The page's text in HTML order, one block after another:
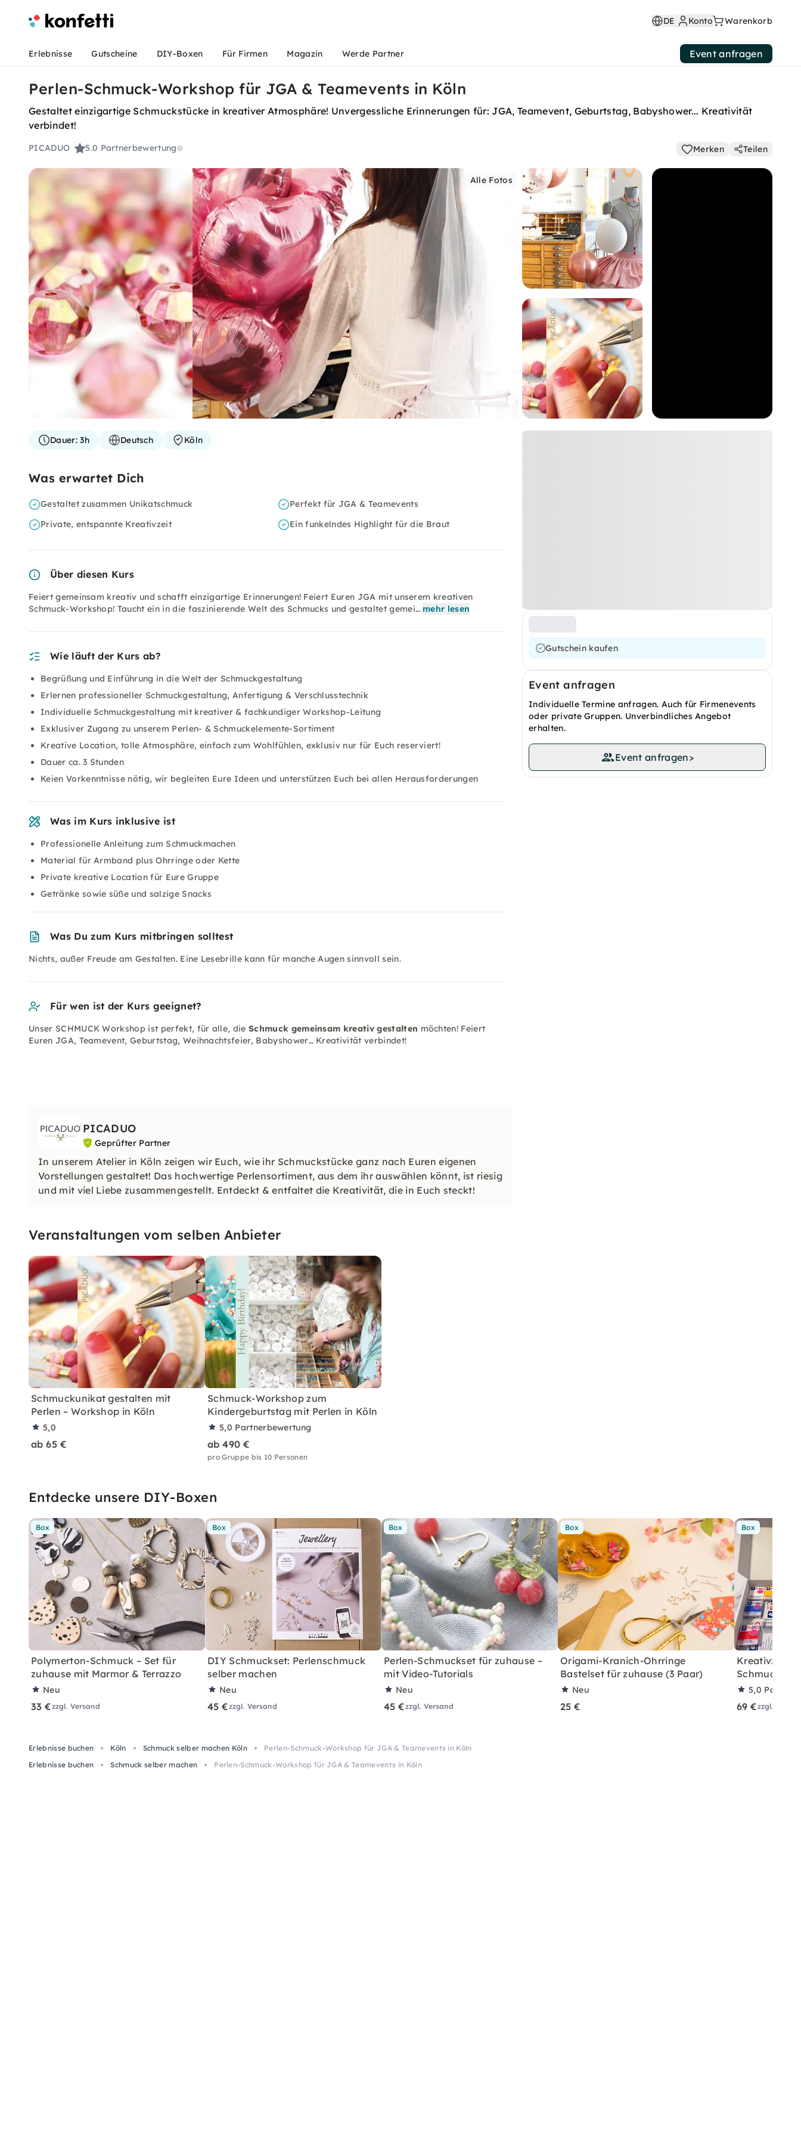
DE Konto Warenkorb
Erlebnisse Gutscheine DIY-Boxen Für Firmen Magazin Werde Partner Event anfragen
Perlen-Schmuck-Workshop für JGA & Teamevents in Köln
Gestaltet einzigartige Schmuckstücke in kreativer Atmosphäre! Unvergessliche Erinnerungen für: JGA, Teamevent, Geburtstag, Babyshower... Kreativität
verbindet!
PICADUO 5.0 Partnerbewertung Merken Teilen
Alle Fotos
Gutschein kaufen
Event anfragen
Individuelle Termine anfragen. Auch für Firmenevents
oder private Gruppen. Unverbindliches Angebot
erhalten.
Event anfragen>
Dauer:3h Deutsch Köln
Was erwartet Dich
Gestaltet zusammen Unikatschmuck
Perfekt für JGA & Teamevents
Private, entspannte Kreativzeit
Ein funkelndes Highlight für die Braut
Über diesen Kurs
Feiert gemeinsam kreativ und schafft einzigartige Erinnerungen! Feiert Euren JGA mit unserem kreativen
Schmuck-Workshop! Taucht ein in die faszinierende Welt des Schmucks und gestaltet gemei… mehr lesen
Wie läuft der Kurs ab?
Begrüßung und Einführung in die Welt der Schmuckgestaltung
Erlernen professioneller Schmuckgestaltung, Anfertigung & Verschlusstechnik
Individuelle Schmuckgestaltung mit kreativer & fachkundiger Workshop-Leitung
Exklusiver Zugang zu unserem Perlen- & Schmuckelemente-Sortiment
Kreative Location, tolle Atmosphäre, einfach zum Wohlfühlen, exklusiv nur für Euch reserviert!
Dauer ca. 3 Stunden
Keien Vorkenntnisse nötig, wir begleiten Eure Ideen und unterstützen Euch bei allen Herausforderungen
Was im Kurs inklusive ist
Professionelle Anleitung zum Schmuckmachen
Material für Armband plus Ohrringe oder Kette
Private kreative Location für Eure Gruppe
Getränke sowie süße und salzige Snacks
Was Du zum Kurs mitbringen solltest
Nichts, außer Freude am Gestalten. Eine Lesebrille kann für manche Augen sinnvoll sein.
Für wen ist der Kurs geeignet?
Unser SCHMUCK Workshop ist perfekt, für alle, die Schmuck gemeinsam kreativ gestalten möchten! Feiert
Euren JGA, Teamevent, Geburtstag, Weihnachtsfeier, Babyshower… Kreativität verbindet!
PICADUO
Geprüfter Partner
In unserem Atelier in Köln zeigen wir Euch, wie ihr Schmuckstücke ganz nach Euren eigenen
Vorstellungen gestaltet! Das hochwertige Perlensortiment, aus dem ihr auswählen könnt, ist riesig
und mit viel Liebe zusammengestellt. Entdeckt & entfaltet die Kreativität, die in Euch steckt!
Veranstaltungen vom selben Anbieter
Schmuckunikat gestalten mit
Perlen – Workshop in Köln
5,0
ab 65 €
Schmuck-Workshop zum
Kindergeburtstag mit Perlen in Köln
5,0 Partnerbewertung
ab 490 €
pro Gruppe bis 10 Personen
Entdecke unsere DIY-Boxen
Box
Polymerton-Schmuck – Set für
zuhause mit Marmor & Terrazzo
Neu
33 €zzgl. Versand
Box
DIY Schmuckset: Perlenschmuck
selber machen
Neu
45 €zzgl. Versand
Box
Perlen-Schmuckset für zuhause –
mit Video-Tutorials
Neu
45 €zzgl. Versand
Box
Origami-Kranich-Ohrringe
Bastelset für zuhause (3 Paar)
Neu
25 €
Box
Kreativzeit
Schmuck
5,0
69 €zzgl.
Erlebnisse buchen Köln Schmuck selber machen Köln
Perlen-Schmuck-Workshop für JGA & Teamevents in Köln
Erlebnisse buchen
Schmuck selber machen Perlen-Schmuck-Workshop für JGA & Teamevents in Köln